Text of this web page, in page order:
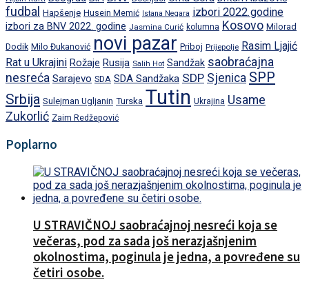
fudbal Hapšenje Husein Memić Istana Negara izbori 2022.godine
izbori za BNV 2022. godine Jasmina Curić kolumna Kosovo Milorad
Dodik Milo Đukanović novi pazar Priboj Prijepolje Rasim Ljajić
Rat u Ukrajini Rožaje Rusija Salih Hot Sandžak saobraćajna
nesreća Sarajevo SDA SDA Sandžaka SDP Sjenica SPP
Srbija Sulejman Ugljanin Turska Tutin Ukrajina Usame
Zukorlić Zaim Redžepović
Poplarno
U STRAVIČNOJ saobraćajnoj nesreći koja se
večeras, pod za sada još nerazjašnjenim
okolnostima, poginula je jedna, a povređene su
četiri osobe.